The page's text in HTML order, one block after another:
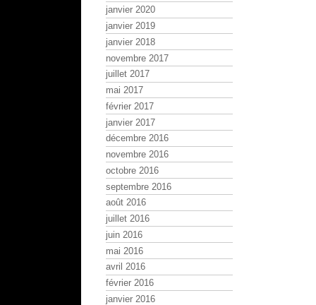
janvier 2020
janvier 2019
janvier 2018
novembre 2017
juillet 2017
mai 2017
février 2017
janvier 2017
décembre 2016
novembre 2016
octobre 2016
septembre 2016
août 2016
juillet 2016
juin 2016
mai 2016
avril 2016
février 2016
janvier 2016